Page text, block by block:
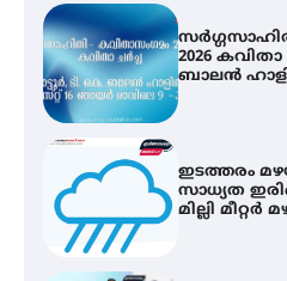
ഇടത്തരം
സാധ്യത
മില്ലി മീറ്റർ
ഐ.ഐ.ടി
ഡോക്ടറേറ്റ്
സ്വദേശി
നേട്ടം